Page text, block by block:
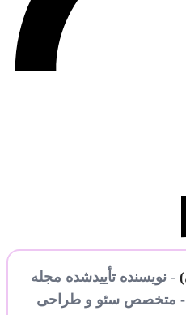
- نویسنده تأییدشده مجله
ردیکا | Redika Magazine - متخصص سئو و طراحی